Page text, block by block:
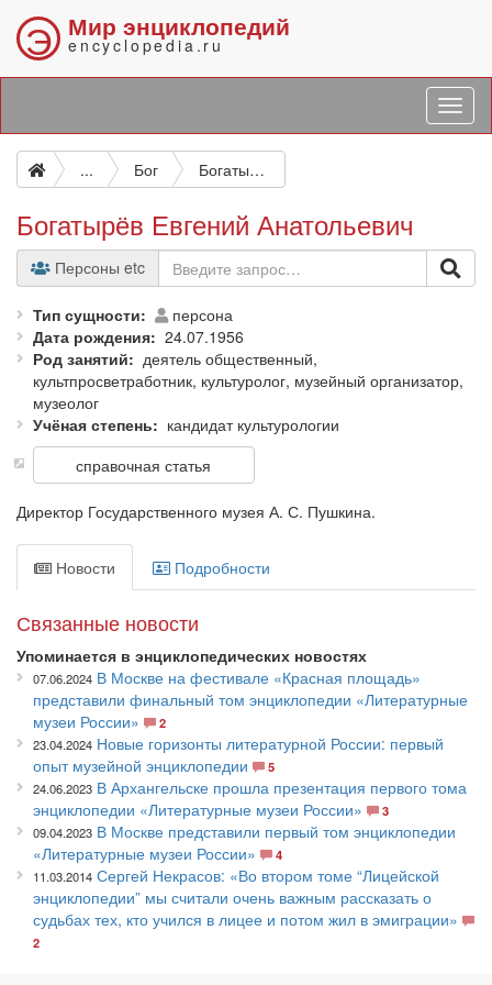
Э Мир энциклопедий
encyclopedia.ru
... Бог Богатырёв Евгений Анатольевич
Богатырёв Евгений Анатольевич
Персоны etc
Тип сущности
персона
Дата рождения
24.07.1956
Род занятий
деятель общественный,
культпросветработник, культуролог, музейный организатор,
музеолог
Учёная степень
кандидат культурологии
справочная статья
Директор Государственного музея А. С. Пушкина.
Новости Подробности
Связанные новости
Упоминается в энциклопедических новостях
07.06.2024 В Москве на фестивале «Красная площадь»
представили финальный том энциклопедии «Литературные
музеи России»
2
23.04.2024 Новые горизонты литературной России: первый
опыт музейной энциклопедии
5
24.06.2023 В Архангельске прошла презентация первого тома
энциклопедии «Литературные музеи России»
3
09.04.2023 В Москве представили первый том энциклопедии
«Литературные музеи России»
4
11.03.2014 Сергей Некрасов: «Во втором томе “Лицейской
энциклопедии” мы считали очень важным рассказать о
судьбах тех, кто учился в лицее и потом жил в эмиграции»
2